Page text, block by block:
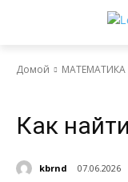
Домой
Как
kbrnd 07.06.2026